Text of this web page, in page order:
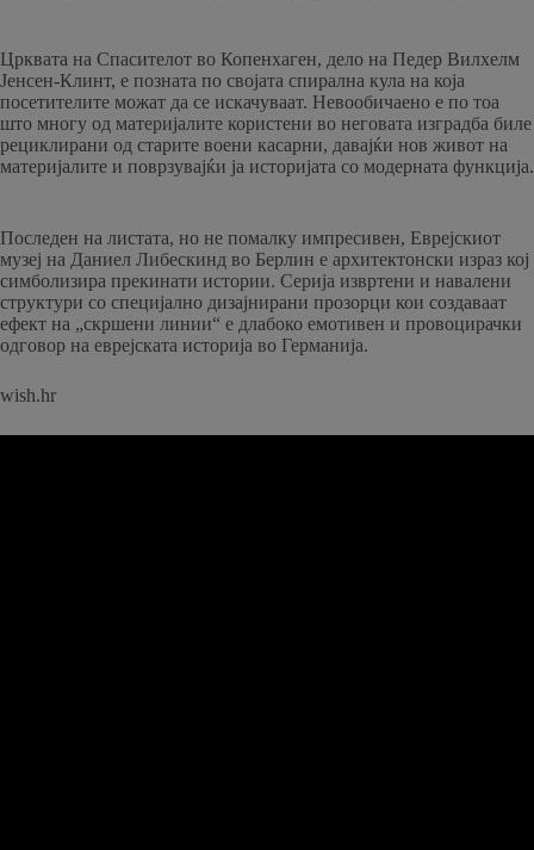
Црквата на Спасителот во Копенхаген, дело на Педер Вилхелм
Јенсен-Клинт, е позната по својата спирална кула на која
посетителите можат да се искачуваат. Невообичаено е по тоа
што многу од материјалите користени во неговата изградба биле
рециклирани од старите воени касарни, давајќи нов живот на
материјалите и поврзувајќи ја историјата со модерната функција.
Последен на листата, но не помалку импресивен, Еврејскиот
музеј на Даниел Либескинд во Берлин е архитектонски израз кој
симболизира прекинати истории. Серија извртени и навалени
структури со специјално дизајнирани прозорци кои создаваат
ефект на „скршени линии“ е длабоко емотивен и провоцирачки
одговор на еврејската историја во Германија.
wish.hr